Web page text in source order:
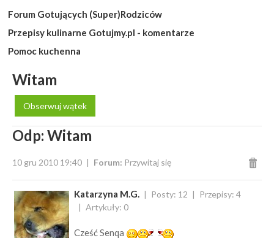
Forum Gotujących (Super)Rodziców
Przepisy kulinarne Gotujmy.pl - komentarze
Pomoc kuchenna
Witam
Obserwuj wątek
Odp: Witam
10 gru 2010 19:40 Forum: Przywitaj się
Katarzyna M.G. Posty: 12
Przepisy: 4
Artykuły: 0
Cześć Senqa